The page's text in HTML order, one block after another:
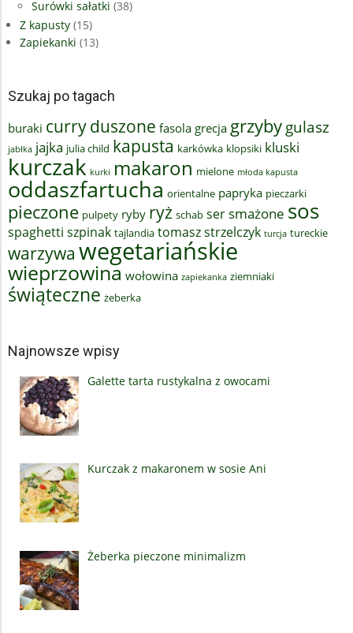
Surówki sałatki (38)
Z kapusty (15)
Zapiekanki (13)
Szukaj po tagach
buraki curryduszone fasola grecja grzyby gulasz
jabłka jajka julia child kapusta karkówka klopsiki kluski
kurczak kurki makaron mielone młoda kapusta
oddaszfartucha orientalne papryka pieczarki
pieczone pulpety ryby ryż schab ser smażone sos
spaghetti szpinak tajlandia tomasz strzelczyk turcja tureckie
warzywa wegetariańskie
wieprzowina wołowina zapiekanka ziemniaki
świąteczne żeberka
Najnowsze wpisy
Galette tarta rustykalna z owocami
Kurczak z makaronem w sosie Ani
Żeberka pieczone minimalizm